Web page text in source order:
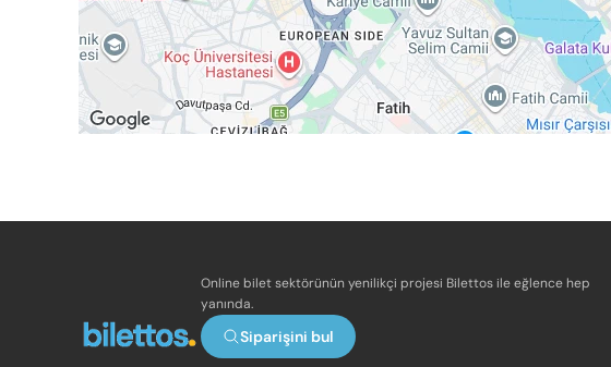
Online bilet sektörünün yenilikçi projesi Bilettos ile eğlence hep
yanında.
Siparişini bul